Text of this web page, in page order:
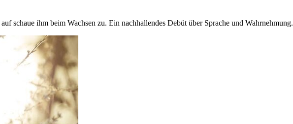
auf schaue ihm beim Wachsen zu. Ein nachhallendes Debüt über Sprache und Wahrnehmung.